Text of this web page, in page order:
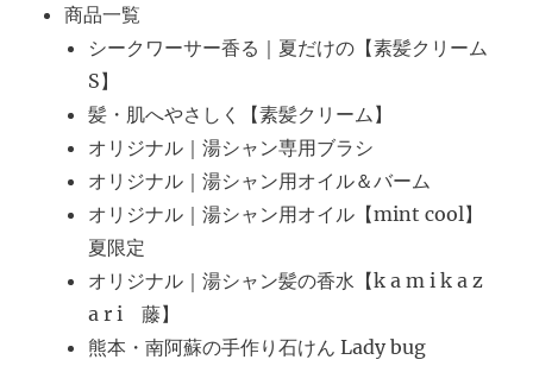
商品一覧
シークワーサー香る｜夏だけの【素髪クリーム
S】
髪・肌へやさしく【素髪クリーム】
オリジナル｜湯シャン専用ブラシ
オリジナル｜湯シャン用オイル＆バーム
オリジナル｜湯シャン用オイル【mint cool】
夏限定
オリジナル｜湯シャン髪の香水【k a m i k a z
a r i 藤】
熊本・南阿蘇の手作り石けん Lady bug